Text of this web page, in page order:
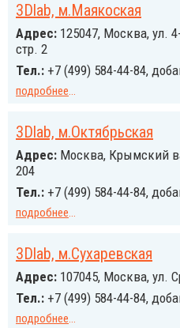
3Dlab, м.Маякоская
Адрес: 125047, Москва, ул.
стр. 2
Тел.: +7 (499) 584-44-84,
подробнее...
3Dlab, м.Октябрьская
Адрес: Москва, Крымский
204
Тел.: +7 (499) 584-44-84,
подробнее...
3Dlab, м.Сухаревская
Адрес: 107045, Москва, ул.
Тел.: +7 (499) 584-44-84,
подробнее...